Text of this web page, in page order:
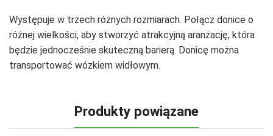
Występuje w trzech różnych rozmiarach. Połącz donice o
różnej wielkości, aby stworzyć atrakcyjną aranżację, która
będzie jednocześnie skuteczną barierą. Donicę można
transportować wózkiem widłowym.
Produkty powiązane